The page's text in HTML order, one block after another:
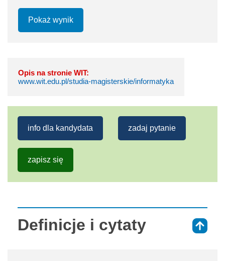
Pokaż wynik
Opis na stronie WIT:
www.wit.edu.pl/studia-magisterskie/informatyka
info dla kandydata zadaj pytanie
zapisz się
Definicje i cytaty